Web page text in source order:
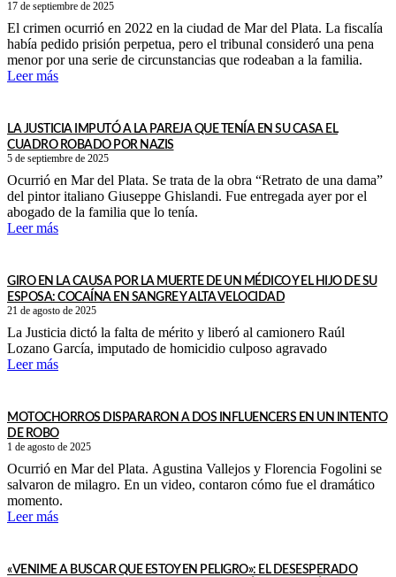
17 de septiembre de 2025
El crimen ocurrió en 2022 en la ciudad de Mar del Plata. La fiscalía
había pedido prisión perpetua, pero el tribunal consideró una pena
menor por una serie de circunstancias que rodeaban a la familia.
Leer más
LA JUSTICIA IMPUTÓ A LA PAREJA QUE TENÍA EN SU CASA EL
CUADRO ROBADO POR NAZIS
5 de septiembre de 2025
Ocurrió en Mar del Plata. Se trata de la obra “Retrato de una dama”
del pintor italiano Giuseppe Ghislandi. Fue entregada ayer por el
abogado de la familia que lo tenía.
Leer más
GIRO EN LA CAUSA POR LA MUERTE DE UN MÉDICO Y EL HIJO DE SU
ESPOSA: COCAÍNA EN SANGRE Y ALTA VELOCIDAD
21 de agosto de 2025
La Justicia dictó la falta de mérito y liberó al camionero Raúl
Lozano García, imputado de homicidio culposo agravado
Leer más
MOTOCHORROS DISPARARON A DOS INFLUENCERS EN UN INTENTO
DE ROBO
1 de agosto de 2025
Ocurrió en Mar del Plata. Agustina Vallejos y Florencia Fogolini se
salvaron de milagro. En un video, contaron cómo fue el dramático
momento.
Leer más
«VENIME A BUSCAR QUE ESTOY EN PELIGRO»: EL DESESPERADO